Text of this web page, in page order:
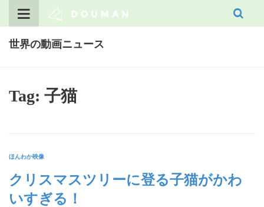
世界の動画ニュース
Tag: 子猫
ほんわか映像
クリスマスツリーに登る子猫がかわ
いすぎる！